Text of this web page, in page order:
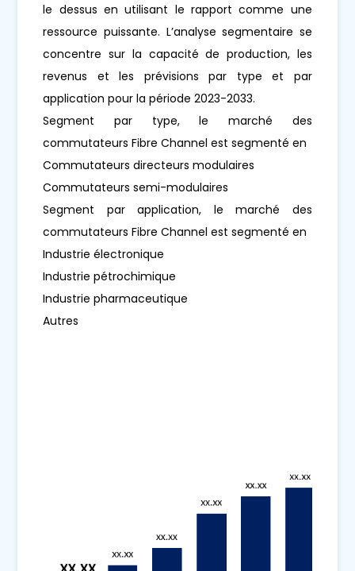
le dessus en utilisant le rapport comme une
ressource puissante. L’analyse segmentaire se
concentre sur la capacité de production, les
revenus et les prévisions par type et par
application pour la période 2023-2033.
Segment par type, le marché des
commutateurs Fibre Channel est segmenté en
Commutateurs directeurs modulaires
Commutateurs semi-modulaires
Segment par application, le marché des
commutateurs Fibre Channel est segmenté en
Industrie électronique
Industrie pétrochimique
Industrie pharmaceutique
Autres